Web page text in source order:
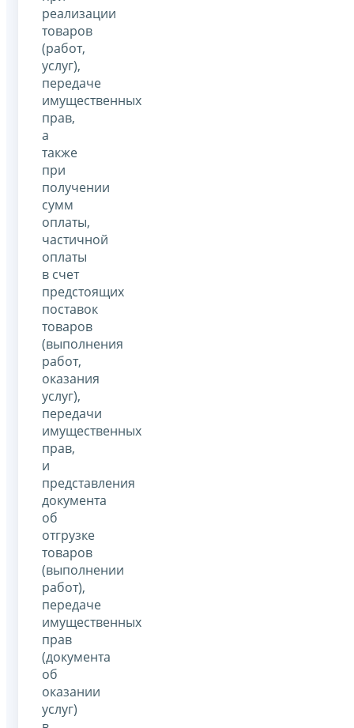
реализации
товаров
(работ,
услуг),
передаче
имущественных
прав,
а
также
при
получении
сумм
оплаты,
частичной
оплаты
в счет
предстоящих
поставок
товаров
(выполнения
работ,
оказания
услуг),
передачи
имущественных
прав,
и
представления
документа
об
отгрузке
товаров
(выполнении
работ),
передаче
имущественных
прав
(документа
об
оказании
услуг)